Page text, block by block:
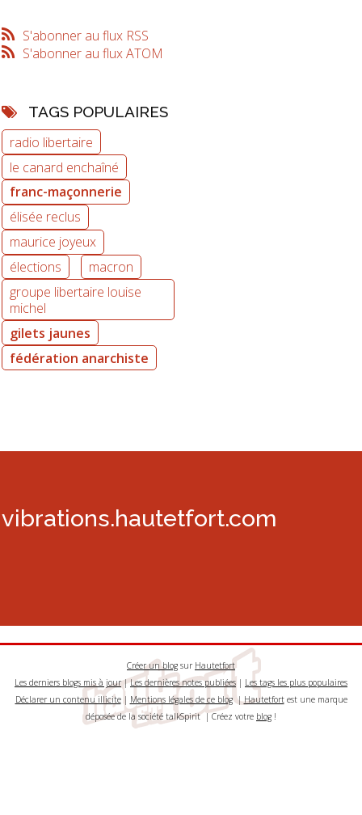
S'abonner au flux RSS
S'abonner au flux ATOM
TAGS POPULAIRES
radio libertaire
le canard enchaîné
franc-maçonnerie
élisée reclus
maurice joyeux
élections
macron
groupe libertaire louise
michel
gilets jaunes
fédération anarchiste
vibrations.hautetfort.com
Créer un blog sur Hautetfort
Les derniers blogs mis à jour|Les dernières notes publiées | Les tags les plus populaires
Déclarer un contenu illicite| Mentions légales de ce blog|Hautetfortest une marque
déposée de la société talkSpirit | Créez votre blog !